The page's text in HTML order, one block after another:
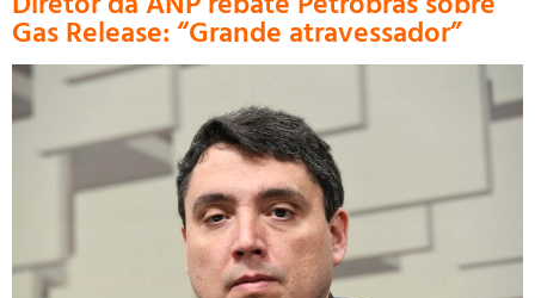
Gas Release: “Grande atravessador”